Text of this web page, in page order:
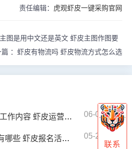
责任编辑： 虎观虾皮一键采购官网
图是用中文还是英文 虾皮主图作图要
： 虾皮有物流吗 虾皮物流方式怎么选
虾皮运营工作内容有哪些 06-02
虾皮报名活动的方式 05-26
联系